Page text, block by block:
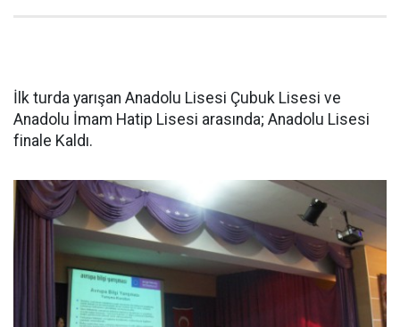
İlk turda yarışan Anadolu Lisesi Çubuk Lisesi ve
Anadolu İmam Hatip Lisesi arasında; Anadolu Lisesi
finale Kaldı.